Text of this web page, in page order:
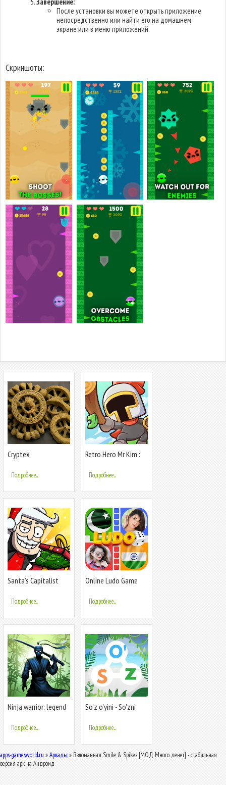
После установки вы можете открыть приложение
непосредственно или найти его на домашнем
экране или в меню приложений.
Скриншоты:
Cryptex
Подробнее...
Retro Hero Mr Kim :
Подробнее...
Santa’s Capitalist
Подробнее...
Online Ludo Game
Подробнее...
Ninja warrior: legend
Подробнее...
So'z o'yini - So'zni
Подробнее...
apps-gamesworld.ru »Аркады » Взломанная Smile & Spikes [МОД Много денег] - стабильная
версия apk на Андроид